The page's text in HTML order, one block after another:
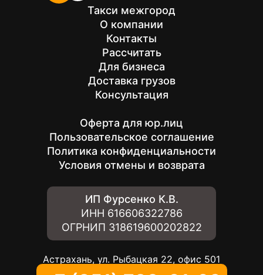
Такси межгород
О компании
Контакты
Рассчитать
Для бизнеса
Доставка грузов
Консультация
Оферта для юр.лиц
Пользовательское соглашение
Политика конфиденциальности
Условия отмены и возврата
ИП Фурсенко К.В.
ИНН 616606322786
ОГРНИП 318619600202822
Астрахань, ул. Рыбацкая 22, офис 501